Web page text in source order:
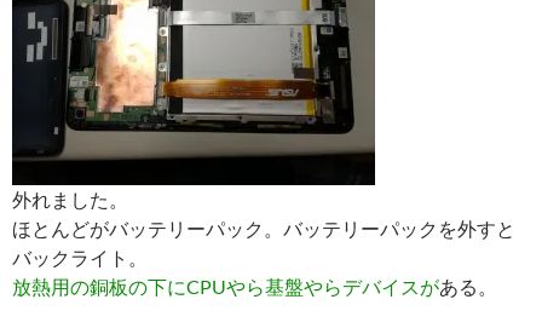
外れました。
ほとんどがバッテリーパック。バッテリーパックを外すと
バックライト。
放熱用の銅板の下にCPUやら基盤やらデバイスがある。